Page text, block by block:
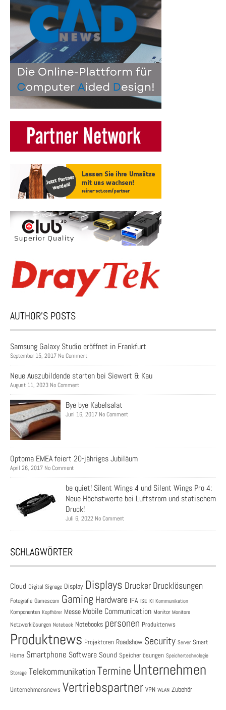
AUTHOR’S POSTS
Samsung Galaxy Studio eröffnet in Frankfurt
September 15, 2017 No Comment
Neue Auszubildende starten bei Siewert & Kau
August 11, 2023 No Comment
Bye bye Kabelsalat
Juni 16, 2017 No Comment
Optoma EMEA feiert 20-jähriges Jubiläum
April 26, 2017 No Comment
be quiet! Silent Wings 4 und Silent Wings Pro 4:
Neue Höchstwerte bei Luftstrom und statischem
Druck!
Juli 6, 2022 No Comment
SCHLAGWÖRTER
Cloud Digital Signage Display Displays Drucker Drucklösungen
Fotografie Gamescom Gaming Hardware IFA ISE KI Kommunikation
Komponenten Kopfhörer Messe Mobile Communication Monitor Monitore
Netzwerklösungen Notebook Notebooks personen Produktenws
Produktnews Projektoren Roadshow Security Server Smart
Home Smartphone Software Sound Speicherlösungen Speichertechnologie
Storage Telekommunikation Termine Unternehmen
Unternehmensnews Vertriebspartner VPN WLAN Zubehör